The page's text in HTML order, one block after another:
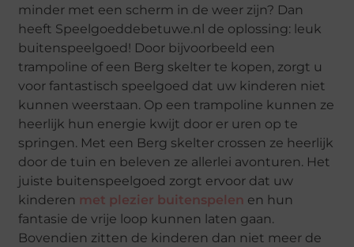
minder met een scherm in de weer zijn? Dan
heeft Speelgoeddebetuwe.nl de oplossing: leuk
buitenspeelgoed! Door bijvoorbeeld een
trampoline of een Berg skelter te kopen, zorgt u
voor fantastisch speelgoed dat uw kinderen niet
kunnen weerstaan. Op een trampoline kunnen ze
heerlijk hun energie kwijt door er uren op te
springen. Met een Berg skelter crossen ze heerlijk
door de tuin en beleven ze allerlei avonturen. Het
juiste buitenspeelgoed zorgt ervoor dat uw
kinderen met plezier buitenspelen en hun
fantasie de vrije loop kunnen laten gaan.
Bovendien zitten de kinderen dan niet meer de